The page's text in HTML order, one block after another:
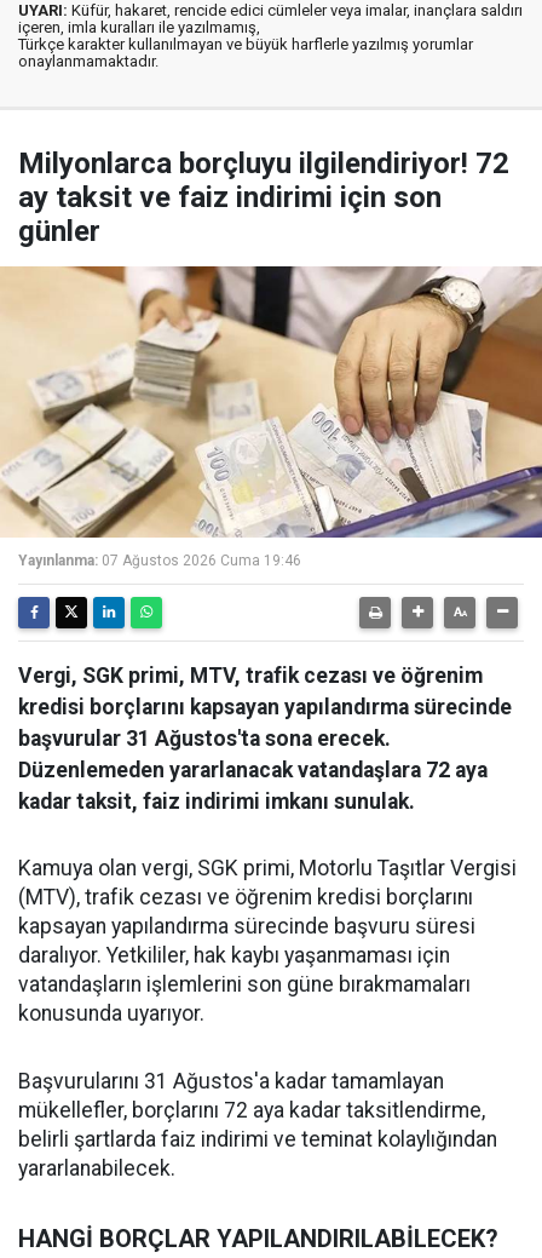
UYARI: Küfür, hakaret, rencide edici cümleler veya imalar, inançlara saldırı
içeren, imla kuralları ile yazılmamış,
Türkçe karakter kullanılmayan ve büyük harflerle yazılmış yorumlar
onaylanmamaktadır.
Milyonlarca borçluyu ilgilendiriyor! 72
ay taksit ve faiz indirimi için son
günler
Yayınlanma: 07 Ağustos 2026 Cuma 19:46
Vergi, SGK primi, MTV, trafik cezası ve öğrenim
kredisi borçlarını kapsayan yapılandırma sürecinde
başvurular 31 Ağustos'ta sona erecek.
Düzenlemeden yararlanacak vatandaşlara 72 aya
kadar taksit, faiz indirimi imkanı sunulak.
Kamuya olan vergi, SGK primi, Motorlu Taşıtlar Vergisi
(MTV), trafik cezası ve öğrenim kredisi borçlarını
kapsayan yapılandırma sürecinde başvuru süresi
daralıyor. Yetkililer, hak kaybı yaşanmaması için
vatandaşların işlemlerini son güne bırakmamaları
konusunda uyarıyor.
Başvurularını 31 Ağustos'a kadar tamamlayan
mükellefler, borçlarını 72 aya kadar taksitlendirme,
belirli şartlarda faiz indirimi ve teminat kolaylığından
yararlanabilecek.
HANGİ BORÇLAR YAPILANDIRILABİLECEK?